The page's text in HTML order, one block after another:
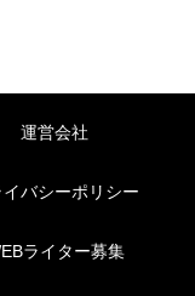
運営会社
イバシーポリシー
ライター募集